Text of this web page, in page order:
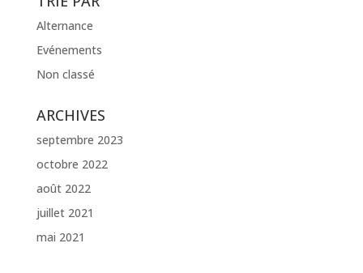
Alternance
Evénements
Non classé
ARCHIVES
septembre 2023
octobre 2022
août 2022
juillet 2021
mai 2021